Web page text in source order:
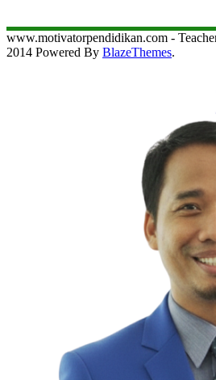
www.motivatorpendidikan.com -
2014 Powered By BlazeThemes.